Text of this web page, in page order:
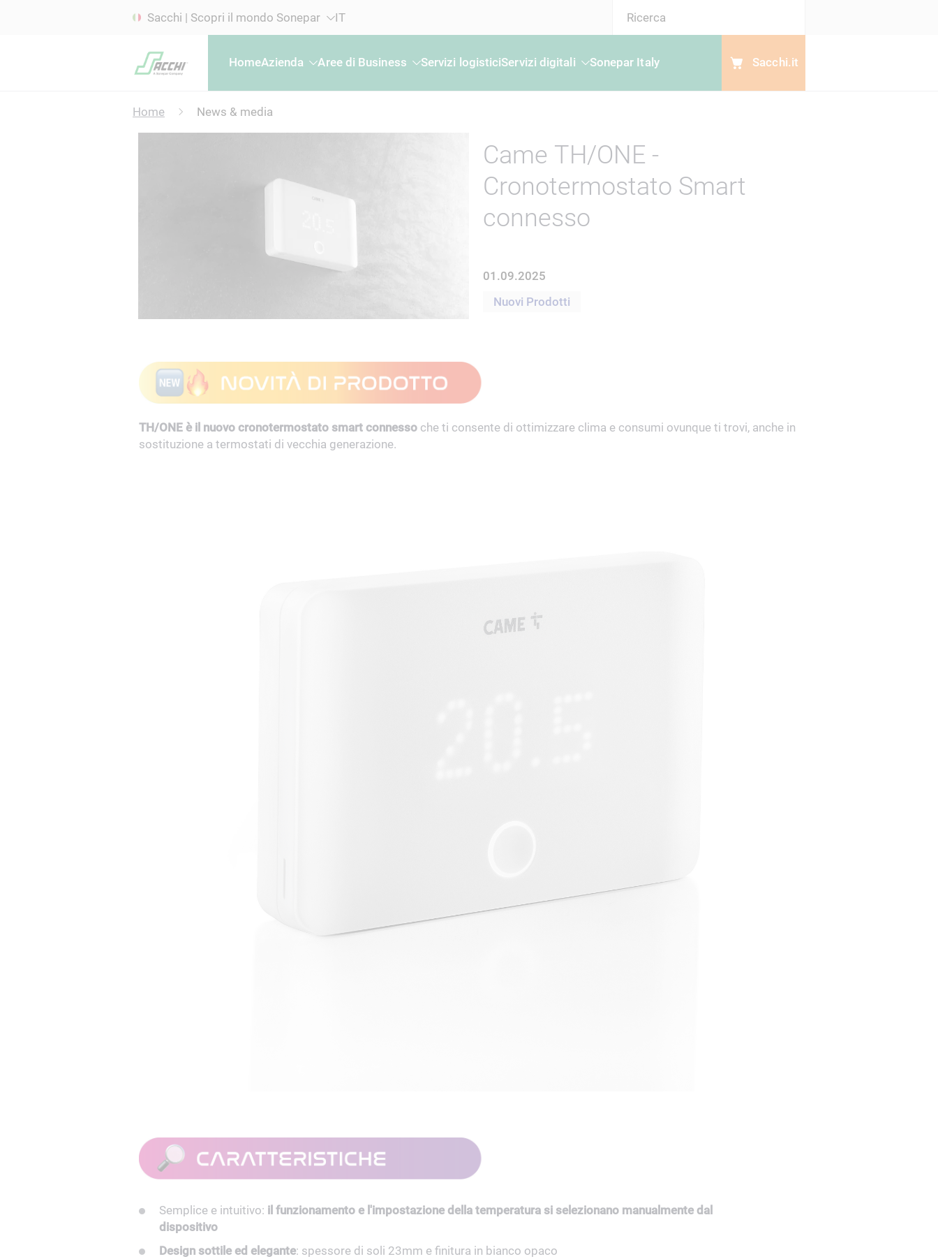
Sacchi | Scopri il mondo Sonepar IT Search
HomeAzienda Aree di Business Servizi logisticiServizi digitali Sonepar Italy Sacchi.it
Home News & media
Came TH/ONE -
Cronotermostato Smart
connesso
01.09.2025
Nuovi Prodotti
TH/ONE è il nuovo cronotermostato smart connesso che ti consente di ottimizzare clima e consumi ovunque ti trovi, anche in
sostituzione a termostati di vecchia generazione.
Semplice e intuitivo: il funzionamento e l'impostazione della temperatura si selezionano manualmente dal
dispositivo
Design sottile ed elegante: spessore di soli 23mm e finitura in bianco opaco